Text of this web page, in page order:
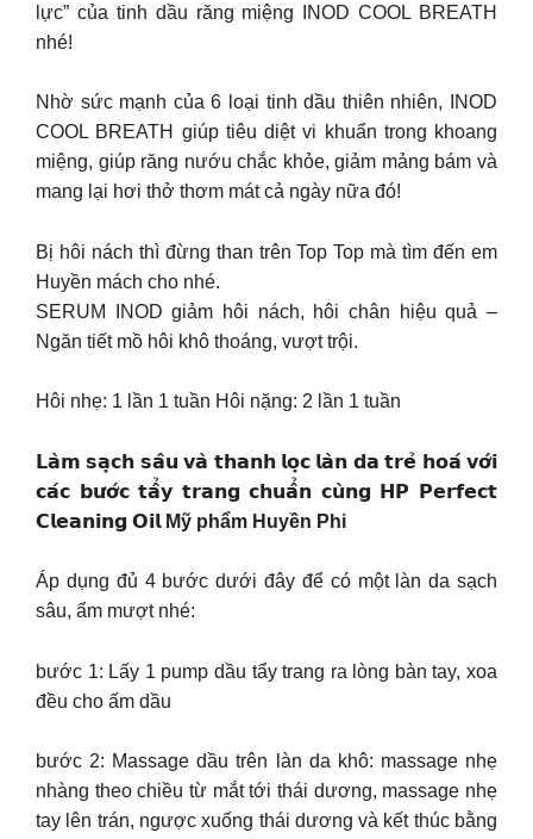
lực” của tinh dầu răng miệng INOD COOL BREATH
nhé!
Nhờ sức mạnh của 6 loại tinh dầu thiên nhiên, INOD
COOL BREATH giúp tiêu diệt vi khuẩn trong khoang
miệng, giúp răng nướu chắc khỏe, giảm mảng bám và
mang lại hơi thở thơm mát cả ngày nữa đó!
Bị hôi nách thì đừng than trên Top Top mà tìm đến em
Huyền mách cho nhé.
SERUM INOD giảm hôi nách, hôi chân hiệu quả –
Ngăn tiết mồ hôi khô thoáng, vượt trội.
Hôi nhẹ: 1 lần 1 tuần Hôi nặng: 2 lần 1 tuần
𝗟𝗮̀𝗺 𝘀𝗮̣𝗰𝗵 𝘀𝗮̂𝘂 𝘃𝗮̀ 𝘁𝗵𝗮𝗻𝗵 𝗹𝗼̣𝗰 𝗹𝗮̀𝗻 𝗱𝗮 𝘁𝗿𝗲̉ 𝗵𝗼𝗮́ 𝘃𝗼̛́𝗶
𝗰𝗮́𝗰 𝗯𝘂̛𝗼̛́𝗰 𝘁𝗮̂̉𝘆 𝘁𝗿𝗮𝗻𝗴 𝗰𝗵𝘂𝗮̂̉𝗻 𝗰𝘂̀𝗻𝗴 𝗛𝗣 𝗣𝗲𝗿𝗳𝗲𝗰𝘁
𝗖𝗹𝗲𝗮𝗻𝗶𝗻𝗴 𝗢𝗶𝗹 Mỹ phẩm Huyền Phi
Áp dụng đủ 4 bước dưới đây để có một làn da sạch
sâu, ẩm mượt nhé:
bước 1: Lấy 1 pump dầu tẩy trang ra lòng bàn tay, xoa
đều cho ấm dầu
bước 2: Massage dầu trên làn da khô: massage nhẹ
nhàng theo chiều từ mắt tới thái dương, massage nhẹ
tay lên trán, ngược xuống thái dương và kết thúc bằng